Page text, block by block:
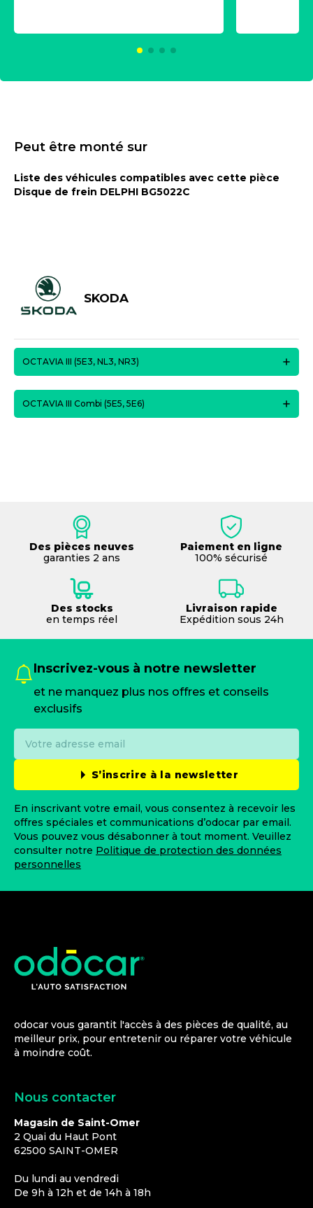
Peut être monté sur
Liste des véhicules compatibles avec cette pièce
Disque de frein DELPHI BG5022C
SKODA
OCTAVIA III (5E3, NL3, NR3)
OCTAVIA III Combi (5E5, 5E6)
Des pièces neuves
garanties 2 ans
Paiement en ligne
100% sécurisé
Des stocks
en temps réel
Livraison rapide
Expédition sous 24h
Inscrivez-vous à notre newsletter
et ne manquez plus nos offres et conseils
exclusifs
S’inscrire à la newsletter
En inscrivant votre email, vous consentez à recevoir les
offres spéciales et communications d’odocar par email.
Vous pouvez vous désabonner à tout moment. Veuillez
consulter notre Politique de protection des données
personnelles
odocar vous garantit l'accès à des pièces de qualité, au
meilleur prix, pour entretenir ou réparer votre véhicule
à moindre coût.
Nous contacter
Magasin de Saint-Omer
2 Quai du Haut Pont
62500 SAINT-OMER
Du lundi au vendredi
De 9h à 12h et de 14h à 18h